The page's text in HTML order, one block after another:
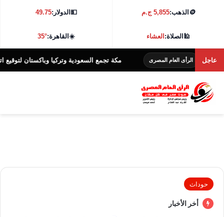
🪙 الذهب:5,855 ج.م 💵الدولار:49.75
🕌الصلاة:العشاء ☀️القاهرة:35°
عاجل
الرأى العام المصرى مكة تجمع السعودية وتركيا وباكستان لتوقيع اتفاقية
حوداث
أخر الأخبار